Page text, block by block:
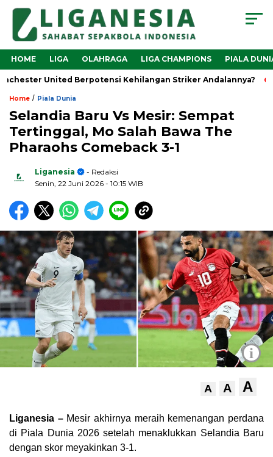
HOME LIGA OLAHRAGA LIGA CHAMPIONS PIALA
United Berpotensi Kehilangan Striker Andalannya?
Home / Piala Dunia
Selandia Baru Vs Mesir: Sempat
Tertinggal, Mo Salah Bawa The
Pharaohs Comeback 3-1
Liganesia
- Redaksi
Senin, 22 Juni 2026 - 10:15 WIB
i
A A A
Liganesia –Mesir akhirnya meraih kemenangan perdana
di Piala Dunia 2026 setelah menaklukkan Selandia Baru
dengan skor meyakinkan 3-1.